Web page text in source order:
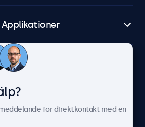
Applikationer
Kundtjänst
för direktkontakt med en